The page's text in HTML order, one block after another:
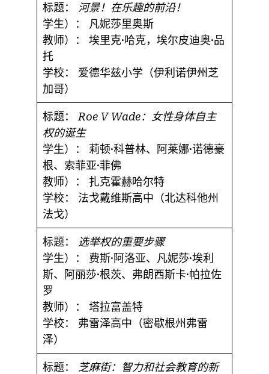
标题：
河景！在乐趣的前沿！
学生）：
凡妮莎里奥斯
教师）：
埃里克·哈克，埃尔皮迪奥·品
托
学校：
爱德华兹小学（伊利诺伊州芝
加哥）
标题：
Roe V Wade：女性身体自主
权的诞生
学生）：
莉顿·科普林、阿莱娜·诺德豪
根、索菲亚·菲佛
教师）：
扎克霍赫哈尔特
学校：
法戈戴维斯高中（北达科他州
法戈）
标题：
选举权的重要步骤
学生）：
费斯·阿洛亚、凡妮莎·埃利
斯、阿丽莎·根茨、弗朗西斯卡·帕拉佐
罗
教师）：
塔拉富盖特
学校： 弗雷泽高中（密歇根州弗雷
泽）
标题：
芝麻街：智力和社会教育的新